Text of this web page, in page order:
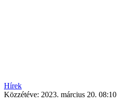
Hírek
Közzétéve: 2023. március 20. 08:10